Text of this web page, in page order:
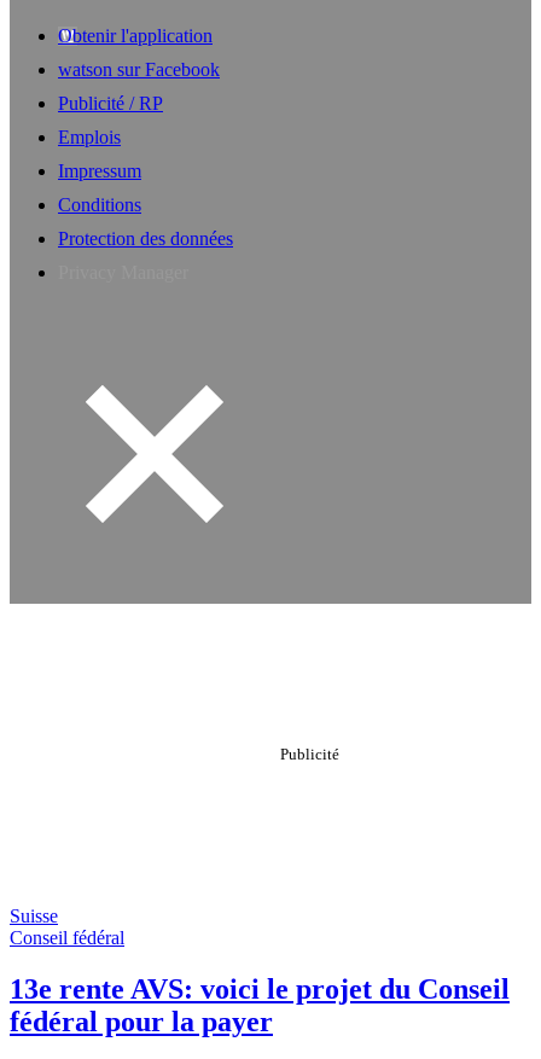
Obtenir l'application
watson sur Facebook
Publicité / RP
Emplois
Impressum
Conditions
Protection des données
Suisse
Conseil fédéral
13e rente AVS: voici le projet du Conseil
fédéral pour la payer